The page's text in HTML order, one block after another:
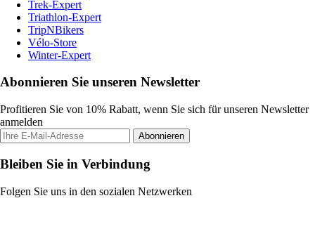
Trek-Expert
Triathlon-Expert
TripNBikers
Vélo-Store
Winter-Expert
Abonnieren Sie unseren Newsletter
Profitieren Sie von 10% Rabatt, wenn Sie sich für unseren Newsletter
anmelden
Abonnieren
Bleiben Sie in Verbindung
Folgen Sie uns in den sozialen Netzwerken